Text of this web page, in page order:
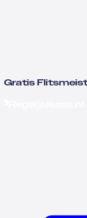
Gratis